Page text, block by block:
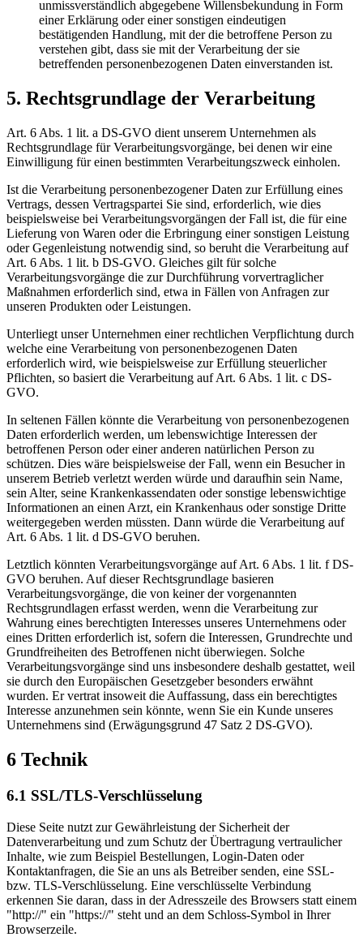
unmissverständlich abgegebene Willensbekundung in Form
einer Erklärung oder einer sonstigen eindeutigen
bestätigenden Handlung, mit der die betroffene Person zu
verstehen gibt, dass sie mit der Verarbeitung der sie
betreffenden personenbezogenen Daten einverstanden ist.
5. Rechtsgrundlage der Verarbeitung
Art. 6 Abs. 1 lit. a DS-GVO dient unserem Unternehmen als
Rechtsgrundlage für Verarbeitungsvorgänge, bei denen wir eine
Einwilligung für einen bestimmten Verarbeitungszweck einholen.
Ist die Verarbeitung personenbezogener Daten zur Erfüllung eines
Vertrags, dessen Vertragspartei Sie sind, erforderlich, wie dies
beispielsweise bei Verarbeitungsvorgängen der Fall ist, die für eine
Lieferung von Waren oder die Erbringung einer sonstigen Leistung
oder Gegenleistung notwendig sind, so beruht die Verarbeitung auf
Art. 6 Abs. 1 lit. b DS-GVO. Gleiches gilt für solche
Verarbeitungsvorgänge die zur Durchführung vorvertraglicher
Maßnahmen erforderlich sind, etwa in Fällen von Anfragen zur
unseren Produkten oder Leistungen.
Unterliegt unser Unternehmen einer rechtlichen Verpflichtung durch
welche eine Verarbeitung von personenbezogenen Daten
erforderlich wird, wie beispielsweise zur Erfüllung steuerlicher
Pflichten, so basiert die Verarbeitung auf Art. 6 Abs. 1 lit. c DS-
GVO.
In seltenen Fällen könnte die Verarbeitung von personenbezogenen
Daten erforderlich werden, um lebenswichtige Interessen der
betroffenen Person oder einer anderen natürlichen Person zu
schützen. Dies wäre beispielsweise der Fall, wenn ein Besucher in
unserem Betrieb verletzt werden würde und daraufhin sein Name,
sein Alter, seine Krankenkassendaten oder sonstige lebenswichtige
Informationen an einen Arzt, ein Krankenhaus oder sonstige Dritte
weitergegeben werden müssten. Dann würde die Verarbeitung auf
Art. 6 Abs. 1 lit. d DS-GVO beruhen.
Letztlich könnten Verarbeitungsvorgänge auf Art. 6 Abs. 1 lit. f DS-
GVO beruhen. Auf dieser Rechtsgrundlage basieren
Verarbeitungsvorgänge, die von keiner der vorgenannten
Rechtsgrundlagen erfasst werden, wenn die Verarbeitung zur
Wahrung eines berechtigten Interesses unseres Unternehmens oder
eines Dritten erforderlich ist, sofern die Interessen, Grundrechte und
Grundfreiheiten des Betroffenen nicht überwiegen. Solche
Verarbeitungsvorgänge sind uns insbesondere deshalb gestattet, weil
sie durch den Europäischen Gesetzgeber besonders erwähnt
wurden. Er vertrat insoweit die Auffassung, dass ein berechtigtes
Interesse anzunehmen sein könnte, wenn Sie ein Kunde unseres
Unternehmens sind (Erwägungsgrund 47 Satz 2 DS-GVO).
6 Technik
6.1 SSL/TLS-Verschlüsselung
Diese Seite nutzt zur Gewährleistung der Sicherheit der
Datenverarbeitung und zum Schutz der Übertragung vertraulicher
Inhalte, wie zum Beispiel Bestellungen, Login-Daten oder
Kontaktanfragen, die Sie an uns als Betreiber senden, eine SSL-
bzw. TLS-Verschlüsselung. Eine verschlüsselte Verbindung
erkennen Sie daran, dass in der Adresszeile des Browsers statt einem
"http://" ein "https://" steht und an dem Schloss-Symbol in Ihrer
Browserzeile.